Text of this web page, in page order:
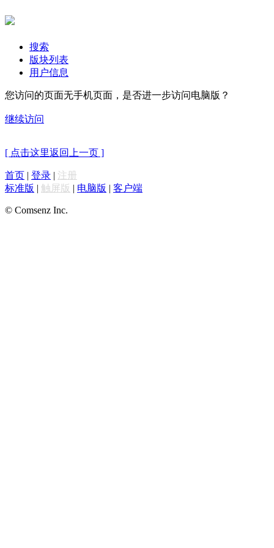
搜索
版块列表
用户信息
您访问的页面无手机页面，是否进一步访问电脑版？
继续访问
[ 点击这里返回上一页 ]
首页 | 登录 | 注册
标准版 | 触屏版 | 电脑版 | 客户端
© Comsenz Inc.